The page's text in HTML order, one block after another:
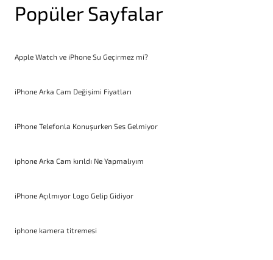
Popüler Sayfalar
Apple Watch ve iPhone Su Geçirmez mi?
iPhone Arka Cam Değişimi Fiyatları
iPhone Telefonla Konuşurken Ses Gelmiyor
iphone Arka Cam kırıldı Ne Yapmalıyım
iPhone Açılmıyor Logo Gelip Gidiyor
iphone kamera titremesi